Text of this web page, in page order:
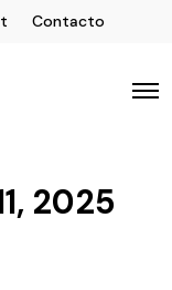
Contacto
2025